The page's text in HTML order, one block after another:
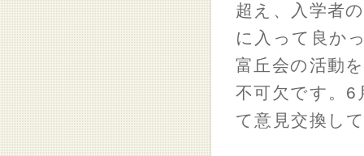
超え、入学者
に入って良か
富丘会の活動
不可欠です。6
て意見交換し